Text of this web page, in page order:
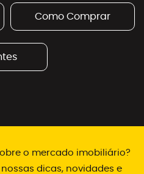
Como Comprar
o mercado imobiliário?
dicas, novidades e